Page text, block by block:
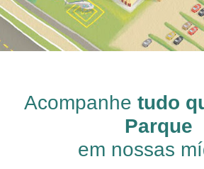
Acompanhe tudo
Parque
em nossas